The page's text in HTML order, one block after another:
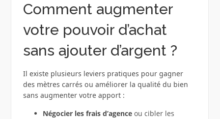
Comment augmenter
votre pouvoir d’achat
sans ajouter d’argent ?
Il existe plusieurs leviers pratiques pour gagner
des mètres carrés ou améliorer la qualité du bien
sans augmenter votre apport :
Négocier les frais d’agenceou cibler les